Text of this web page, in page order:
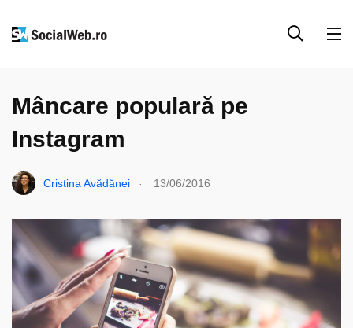
Mâncare populară pe
Instagram
Cristina Avădănei 13/06/2016